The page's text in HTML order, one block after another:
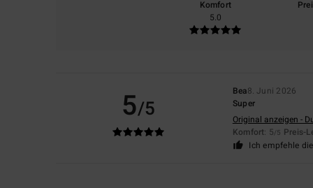
Komfort
5.0
5/5
Bea8. Juni 2026
Super
Original anzeigen -
Komfort: 5/5 Preis-
Ich empfehle